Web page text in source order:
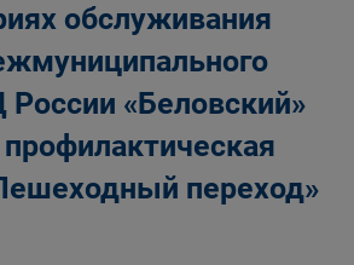
обслуживания
«Беловский»
переход»